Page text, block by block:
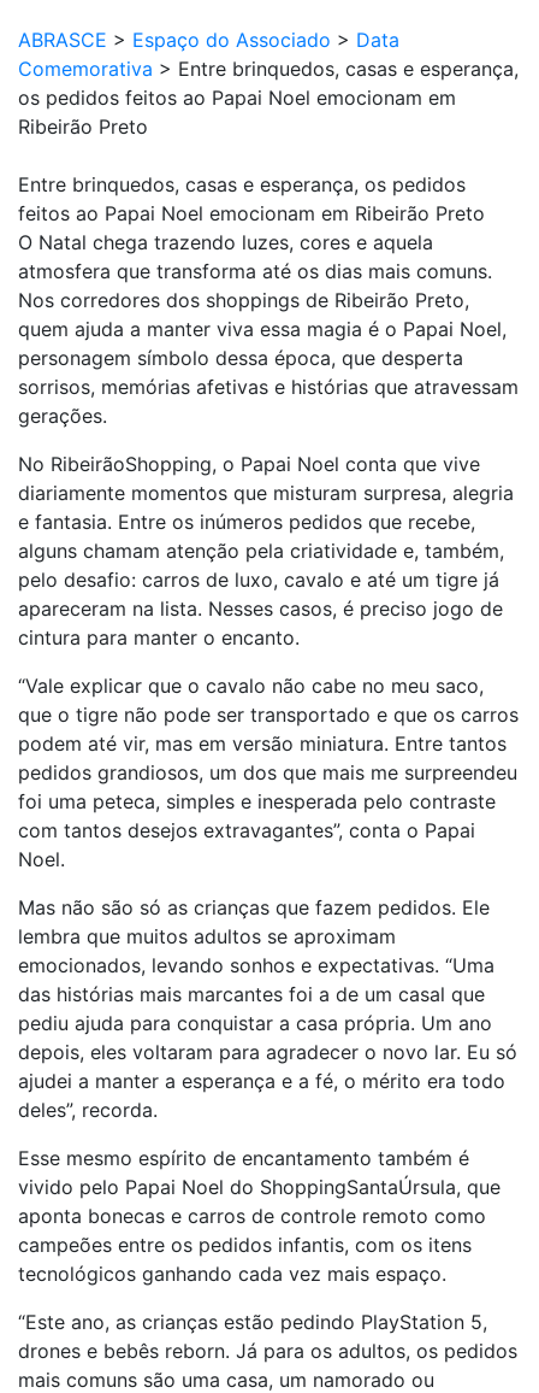
ABRASCE > Espaço do Associado > Data
Comemorativa > Entre brinquedos, casas e esperança,
os pedidos feitos ao Papai Noel emocionam em
Ribeirão Preto
Entre brinquedos, casas e esperança, os pedidos
feitos ao Papai Noel emocionam em Ribeirão Preto
O Natal chega trazendo luzes, cores e aquela
atmosfera que transforma até os dias mais comuns.
Nos corredores dos shoppings de Ribeirão Preto,
quem ajuda a manter viva essa magia é o Papai Noel,
personagem símbolo dessa época, que desperta
sorrisos, memórias afetivas e histórias que atravessam
gerações.
No RibeirãoShopping, o Papai Noel conta que vive
diariamente momentos que misturam surpresa, alegria
e fantasia. Entre os inúmeros pedidos que recebe,
alguns chamam atenção pela criatividade e, também,
pelo desafio: carros de luxo, cavalo e até um tigre já
apareceram na lista. Nesses casos, é preciso jogo de
cintura para manter o encanto.
“Vale explicar que o cavalo não cabe no meu saco,
que o tigre não pode ser transportado e que os carros
podem até vir, mas em versão miniatura. Entre tantos
pedidos grandiosos, um dos que mais me surpreendeu
foi uma peteca, simples e inesperada pelo contraste
com tantos desejos extravagantes”, conta o Papai
Noel.
Mas não são só as crianças que fazem pedidos. Ele
lembra que muitos adultos se aproximam
emocionados, levando sonhos e expectativas. “Uma
das histórias mais marcantes foi a de um casal que
pediu ajuda para conquistar a casa própria. Um ano
depois, eles voltaram para agradecer o novo lar. Eu só
ajudei a manter a esperança e a fé, o mérito era todo
deles”, recorda.
Esse mesmo espírito de encantamento também é
vivido pelo Papai Noel do ShoppingSantaÚrsula, que
aponta bonecas e carros de controle remoto como
campeões entre os pedidos infantis, com os itens
tecnológicos ganhando cada vez mais espaço.
“Este ano, as crianças estão pedindo PlayStation 5,
drones e bebês reborn. Já para os adultos, os pedidos
mais comuns são uma casa, um namorado ou